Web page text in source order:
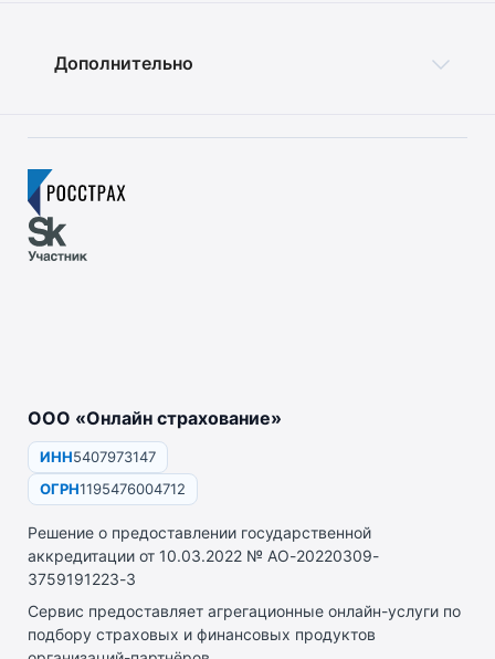
Дополнительно
ООО «Онлайн страхование»
ИНН5407973147
ОГРН1195476004712
Решение о предоставлении государственной
аккредитации от 10.03.2022 № АО-20220309-
3759191223-3
Сервис предоставляет агрегационные онлайн-услуги по
подбору страховых и финансовых продуктов